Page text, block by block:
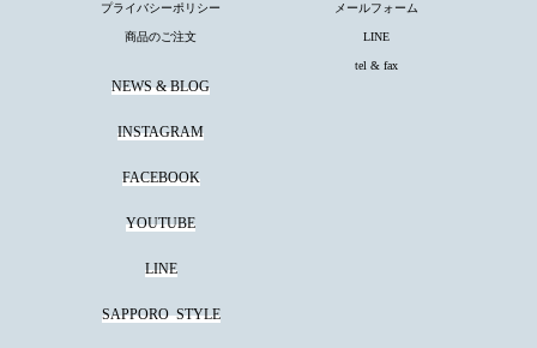
メールフォーム
LINE
tel & fax
プライバシーポリシー
商品のご注文
NEWS & BLOG
INSTAGRAM
FACEBOOK
YOUTUBE
LINE
SAPPORO STYLE